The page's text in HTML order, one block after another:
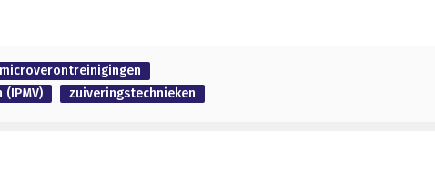
microverontreinigingen
zuiveringstechnieken